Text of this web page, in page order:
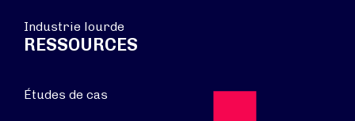
Industrie lourde
RESSOURCES
Études de cas